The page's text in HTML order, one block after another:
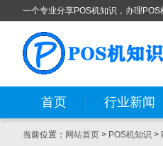
一个专业分享POS机知识，办理POS
首页 行业新闻
当前位置： 网站首页 > POS机知识 >